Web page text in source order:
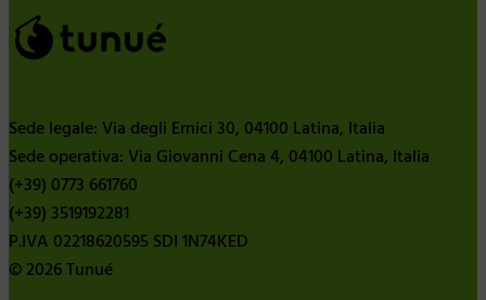
Sede legale: Via degli Ernici 30, 04100 Latina, Italia
Sede operativa: Via Giovanni Cena 4, 04100 Latina, Italia
(+39) 0773 661760
(+39) 3519192281
P.IVA 02218620595 SDI 1N74KED
© 2026 Tunué